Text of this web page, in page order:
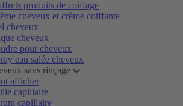
produits de coiffage
cheveux et crème coiffante
cheveux
cheveux
pour cheveux
eau salée cheveux
sans rinçage
afficher
capillaire
capillaire